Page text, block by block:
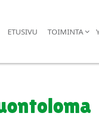
ETUSIVU TOIMINTA